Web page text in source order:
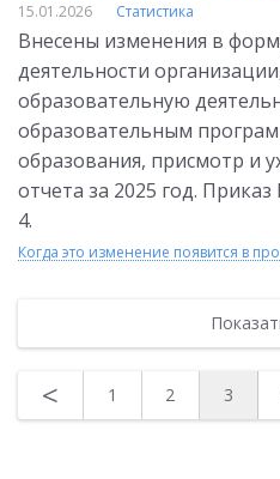
15.01.2026 Статистика
Внесены изменения в
деятельности
образовательную
образовательным
образования, присмотр и
отчета за 2025 год.
4.
Когда это изменение появится в
< 1 2 3